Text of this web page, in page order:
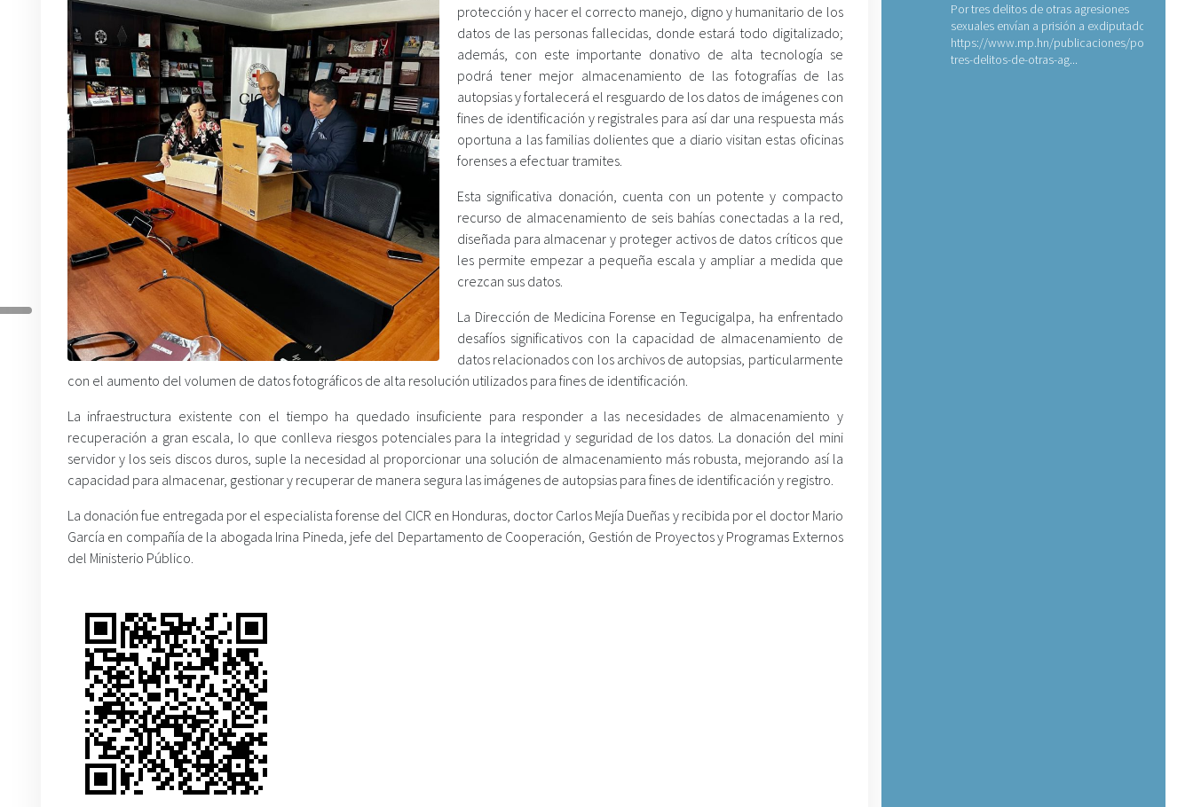
protección y hacer el correcto manejo, digno y humanitario de los
datos de las personas fallecidas, donde estará todo digitalizado;
además, con este importante donativo de alta tecnología se
podrá tener mejor almacenamiento de las fotografías de las
autopsias y fortalecerá el resguardo de los datos de imágenes con
fines de identificación y registrales para así dar una respuesta más
oportuna a las familias dolientes que a diario visitan estas oficinas
forenses a efectuar tramites.
Esta significativa donación, cuenta con un potente y compacto
recurso de almacenamiento de seis bahías conectadas a la red,
diseñada para almacenar y proteger activos de datos críticos que
les permite empezar a pequeña escala y ampliar a medida que
crezcan sus datos.
La Dirección de Medicina Forense en Tegucigalpa, ha enfrentado
desafíos significativos con la capacidad de almacenamiento de
datos relacionados con los archivos de autopsias, particularmente
con el aumento del volumen de datos fotográficos de alta resolución utilizados para fines de identificación.
La infraestructura existente con el tiempo ha quedado insuficiente para responder a las necesidades de almacenamiento y
recuperación a gran escala, lo que conlleva riesgos potenciales para la integridad y seguridad de los datos. La donación del mini
servidor y los seis discos duros, suple la necesidad al proporcionar una solución de almacenamiento más robusta, mejorando así la
capacidad para almacenar, gestionar y recuperar de manera segura las imágenes de autopsias para fines de identificación y registro.
La donación fue entregada por el especialista forense del CICR en Honduras, doctor Carlos Mejía Dueñas y recibida por el doctor Mario
García en compañía de la abogada Irina Pineda, jefe del Departamento de Cooperación, Gestión de Proyectos y Programas Externos
del Ministerio Público.
Por tres delitos de otras agresiones
sexuales envían a prisión a exdiputado
https://www.mp.hn/publicaciones/por-
tres-delitos-de-otras-ag...